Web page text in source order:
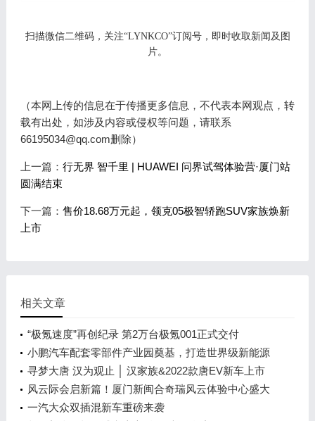
扫描微信二维码，关注“LYNKCO”订阅号，即时收取新闻及图
片。
（本网上传的信息在于传播更多信息，不代表本网观点，转
载有出处，如涉及内容或侵权等问题，请联系
66195034@qq.com删除）
上一篇： 行无界 智千里 | HUAWEI 问界试驾体验营·厦门站
圆满结束
下一篇： 售价18.68万元起，领克05极智轿跑SUV家族焕新
上市
相关文章
“极氪速度”再创纪录 第2万台极氪001正式交付
小鹏汽车配套零部件产业园奠基，打造世界级新能源
智能汽车集群
寻梦大唐 汉为观止 │ 汉家族&2022款唐EV新车上市
发布会，敬请期待！
风云际会启新篇！厦门新闽合奇瑞风云体验中心盛大
开业
一汽大众双插混新车重磅来袭